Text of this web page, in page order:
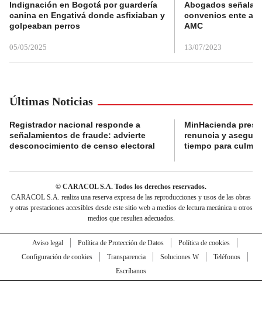
Indignación en Bogotá por guardería
canina en Engativá donde asfixiaban y
golpeaban perros
05/05/2025
Abogados
convenios ente
AMC
13/07/2023
Últimas Noticias
Registrador nacional responde a
señalamientos de fraude: advierte
desconocimiento de censo electoral
MinHacienda
renuncia y
tiempo para
© CARACOL S.A. Todos los derechos reservados.
CARACOL S.A. realiza una reserva expresa de las reproducciones y usos de las obras
y otras prestaciones accesibles desde este sitio web a medios de lectura mecánica u otros
medios que resulten adecuados.
Aviso legal Política de Protección de Datos
Política de cookies
Configuración de cookies
Transparencia Soluciones W
Teléfonos
Escríbanos